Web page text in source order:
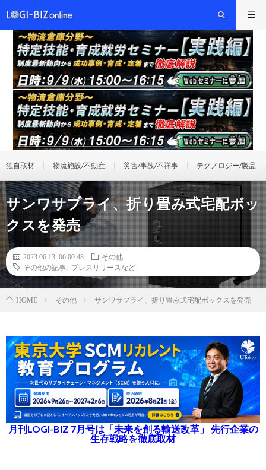
独自取材 物流施設/不動産 災害/事故/不祥事 テクノロジー/製品
サンワサプライ、折り畳み式宅配ボッ
クスを発売
2023.06.13 06:00:48
その他
その他の記事
プレスリリースなど
HOME その他 サンワサプライ、折り畳み式宅配ボックスを発売
月刊LOGI-BIZ 7月号は「未来を創る輸送改革」 先行企業の
生存戦略を徹底取材